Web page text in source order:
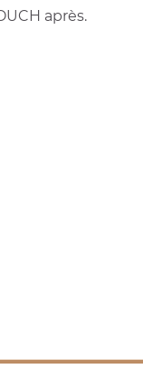
après.